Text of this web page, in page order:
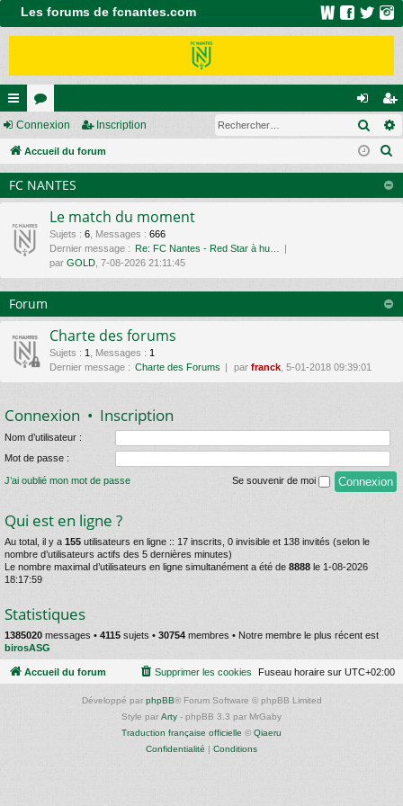
Les forums de fcnantes.com
ac
co
ur
ci
or
u
m
s
on
ne
on
ns
cri
pti
on
Connexion Inscription
Accueil du forum
FC NANTES
Le match du moment
Sujets : 6 Messages : 666
Dernier message : Re: FC Nantes - Red Star à hu…
par GOLD , 7-08-2026 21:11:45
Forum
Charte des forums
Sujets : 1 Messages : 1
Dernier message : Charte des Forums par franck , 5-01-2018 09:39:01
Connexion • Inscription
Nom d’utilisateur :
Mot de passe :
J’ai oublié mon mot de passe Se souvenir de moi
Qui est en ligne ?
Au total, il y a 155 utilisateurs en ligne :: 17 inscrits, 0 invisible et 138 invités (selon le
nombre d’utilisateurs actifs des 5 dernières minutes)
Le nombre maximal d’utilisateurs en ligne simultanément a été de 8888 le 1-08-2026
18:17:59
Statistiques
1385020 messages • 4115 sujets • 30754 membres • Notre membre le plus récent est
birosASG
Accueil du forum Fuseau horaire sur UTC+02:00
Supprimer les cookies
Développé par phpBB® Forum Software © phpBB Limited
Style par Arty - phpBB 3.3 par MrGaby
Traduction française officielle © Qiaeru
Confidentialité | Conditions